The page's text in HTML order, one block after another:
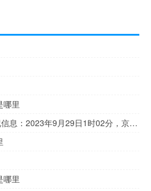
哪里
2023-09-29 01:20： 路况信息：2023年9月29日1时02分，京港澳高速临长段临湘收费站附近以北K1342处北往南因多车追尾造成交通通行缓慢，目前交警、路产正在现场处理，交通恢复正常通行时间待定。Sa85Za ​​​
哪里